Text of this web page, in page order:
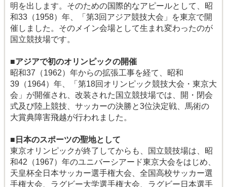
明を出します。そのための国際的なアピールとして、昭
和33（1958）年、「第3回アジア競技大会」を東京で開
催しました。そのメイン会場として生まれ変わったのが
国立競技場です。
■アジアで初のオリンピックの開催
昭和37（1962）年からの拡張工事を経て、昭和
39（1964）年、「第18回オリンピック競技大会・東京大
会」が開催され、改装された国立競技場では、開・閉会
式及び陸上競技、サッカーの決勝と3位決定戦、馬術の
大賞典障害飛越が行われました。
■日本のスポーツの聖地として
東京オリンピックが終了してからも、国立競技場は、昭
和42（1967）年のユニバーシアード東京大会をはじめ、
天皇杯全日本サッカー選手権大会、全国高校サッカー選
手権大会、ラグビー大学選手権大会、ラグビー日本選手